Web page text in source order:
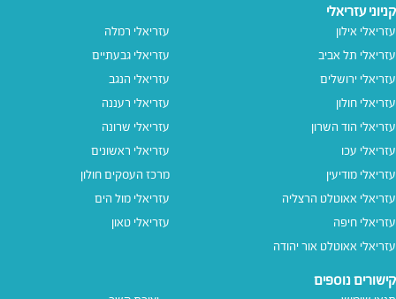
קניוני עזריאלי
עזריאלי אילון
עזריאלי תל אביב
עזריאלי ירושלים
עזריאלי חולון
עזריאלי הוד השרון
עזריאלי עכו
עזריאלי מודיעין
עזריאלי אאוטלט הרצליה
עזריאלי חיפה
עזריאלי אאוטלט אור יהודה
עזריאלי רמלה
עזריאלי גבעתיים
עזריאלי הנגב
עזריאלי רעננה
עזריאלי שרונה
עזריאלי ראשונים
מרכז העסקים חולון
עזריאלי מול הים
עזריאלי טאון
קישורים נוספים